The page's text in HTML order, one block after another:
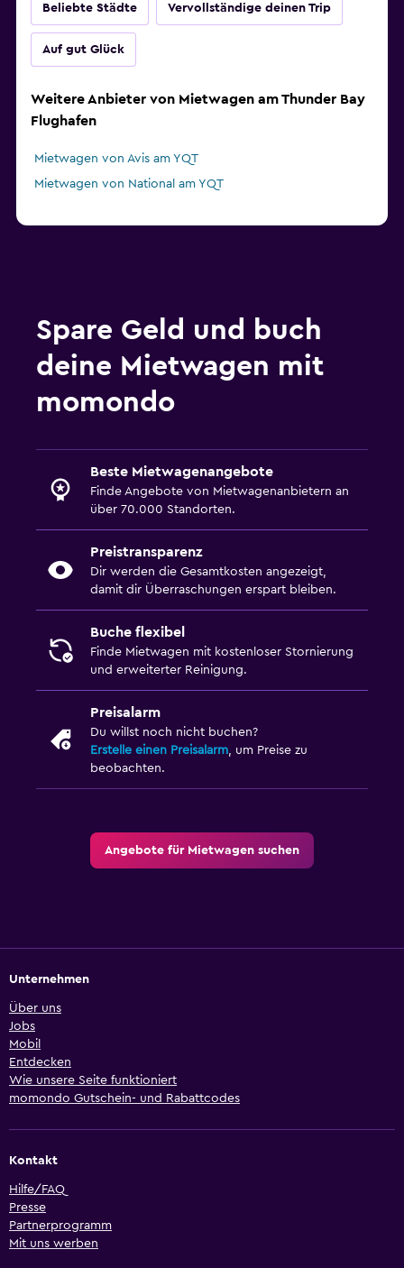
Beliebte Städte Vervollständige deinen Trip
Auf gut Glück
Weitere Anbieter von Mietwagen am Thunder Bay
Flughafen
Mietwagen von Avis am YQT
Mietwagen von National am YQT
Spare Geld und buch
deine Mietwagen mit
momondo
Beste Mietwagenangebote
Finde Angebote von Mietwagenanbietern an
über 70.000 Standorten.
Preistransparenz
Dir werden die Gesamtkosten angezeigt,
damit dir Überraschungen erspart bleiben.
Buche flexibel
Finde Mietwagen mit kostenloser Stornierung
und erweiterter Reinigung.
Preisalarm
Du willst noch nicht buchen?
Erstelle einen Preisalarm, um Preise zu
beobachten.
Angebote für Mietwagen suchen
Unternehmen
Über uns
Jobs
Mobil
Entdecken
Wie unsere Seite funktioniert
momondo Gutschein- und Rabattcodes
Kontakt
Hilfe/FAQ
Presse
Partnerprogramm
Mit uns werben